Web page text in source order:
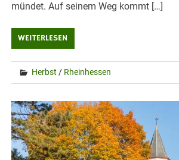
mündet. Auf seinem Weg kommt […]
WEITERLESEN
Herbst / Rheinhessen